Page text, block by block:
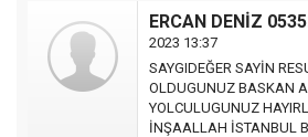
ERCAN DENİZ
2023 13:37
SAYGIDEĞER SAYİN
OLDUGUNUZ BASKAN
YOLCULUGUNUZ
İNŞAALLAH İSTANBUL